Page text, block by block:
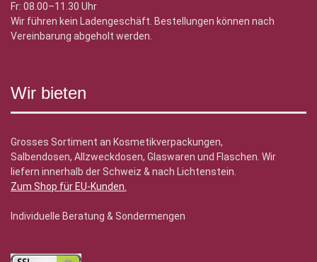
Fr: 08.00–11.30 Uhr
Wir führen kein Ladengeschäft. Bestellungen können nach
Vereinbarung abgeholt werden.
Wir bieten
Grosses Sortiment an Kosmetikverpackungen,
Salbendosen, Allzweckdosen, Glaswaren und Flaschen. Wir
liefern innerhalb der Schweiz & nach Lichtenstein.
Zum Shop für EU-Kunden.
Individuelle Beratung & Sondermengen